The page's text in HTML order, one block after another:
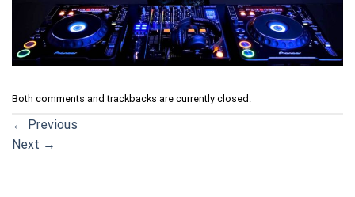
Both comments and trackbacks are currently closed.
← Previous
Next →